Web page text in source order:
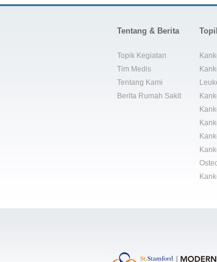
Tentang & Berita
Topik Kegiatan
Tim Medis
Tentang Kami
Berita Rumah Sakit